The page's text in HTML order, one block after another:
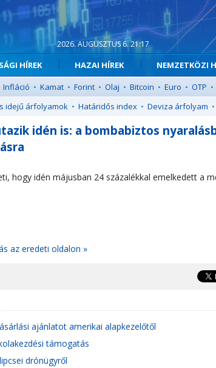
2026. AUGUSZTUS 6. 21:17
HÍREK HAZAI HÍREK NEMZETKÖZI
Infláció • Kamat • Forint • Olaj • Bitcoin • Euro • OTP •
idejű árfolyamok • Határidős index • Deviza árfolyam •
idén is: a bombabiztos
hogy idén májusban 24 százalékkal emelkedett a
az eredeti oldalon »
ajánlatot amerikai alapkezelőtől
támogatás
drónügyről